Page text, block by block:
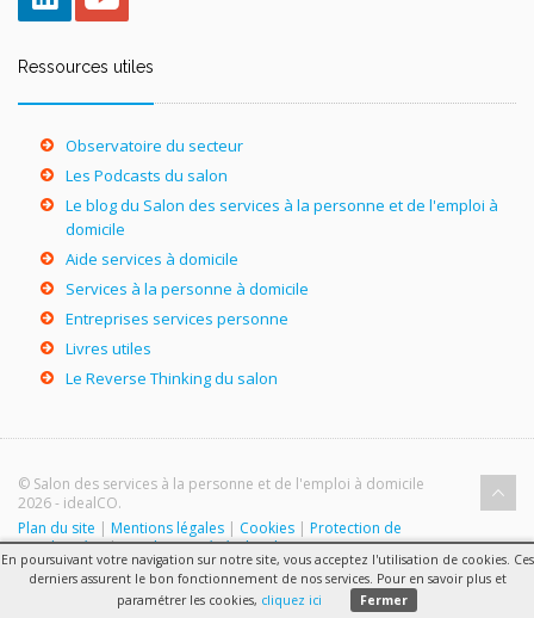
Ressources utiles
Observatoire du secteur
Les Podcasts du salon
Le blog du Salon des services à la personne et de l'emploi à
domicile
Aide services à domicile
Services à la personne à domicile
Entreprises services personne
Livres utiles
Le Reverse Thinking du salon
© Salon des services à la personne et de l'emploi à domicile
2026 - idealCO.
Plan du site | Mentions légales | Cookies | Protection de
vos données|Conditions générales de participation au
Salon|Nous contacter
En poursuivant votre navigation sur notre site, vous acceptez l'utilisation de cookies. Ces
derniers assurent le bon fonctionnement de nos services. Pour en savoir plus et
paramétrer les cookies, cliquez ici Fermer